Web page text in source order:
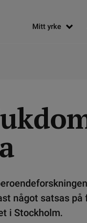
Mitt yrke
något satsas
i Stockholm.